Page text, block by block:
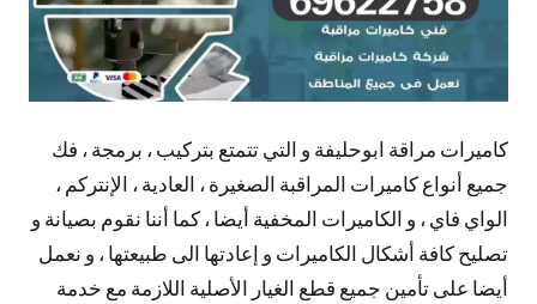
كاميرات مراقة ابوحليفة و التي تتمتع بتركيب ، برمجة ، فك
جميع أنواع كاميرات المراقبة الصغيرة ، العادية ، الإنتركم ،
الواي فاي ، و الكاميرات المخفية أيضا ، كما أننا نقوم بصيانة و
تصليح كافة أشكال الكاميرات و إعادتها الى طبيعتها ، و نعمل
أيضا على تأمين جميع قطع الغيار الأصلية اللازمة مع خدمة